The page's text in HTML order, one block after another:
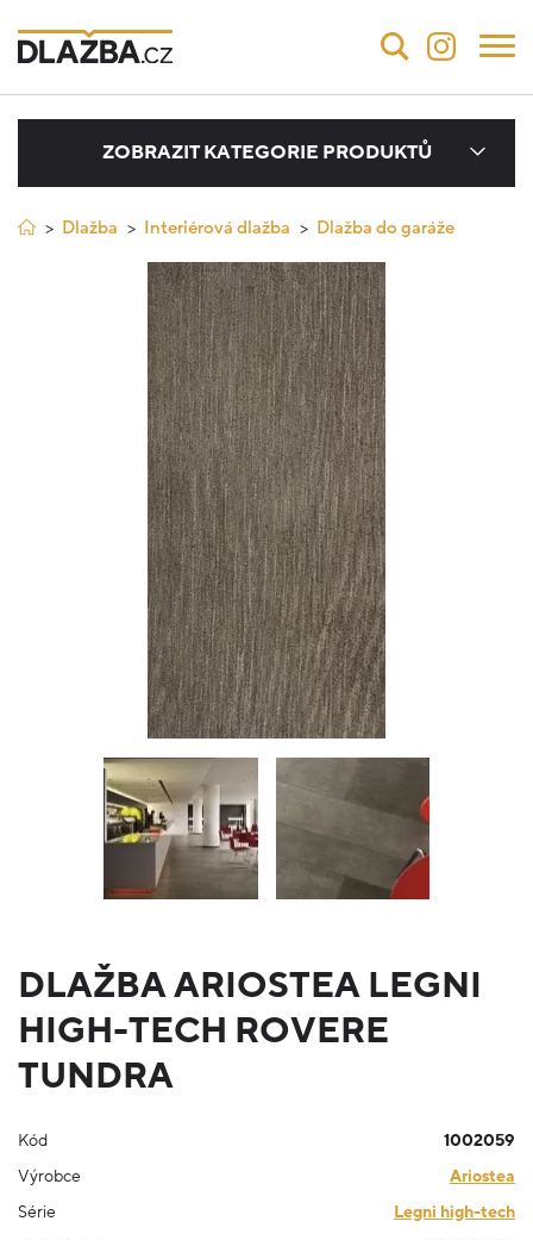
ZOBRAZIT KATEGORIE PRODUKTŮ
Dlažba Interiérová dlažba Dlažba do garáže
DLAŽBA ARIOSTEA LEGNI
HIGH-TECH ROVERE
TUNDRA
Kód
1002059
Výrobce
Ariostea
Série
Legni high-tech